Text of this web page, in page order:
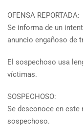
OFENSA REPORTADA:
Se informa de un
anuncio engañoso de
El sospechoso usa
víctimas.
SOSPECHOSO:
Se desconoce en este
sospechoso.